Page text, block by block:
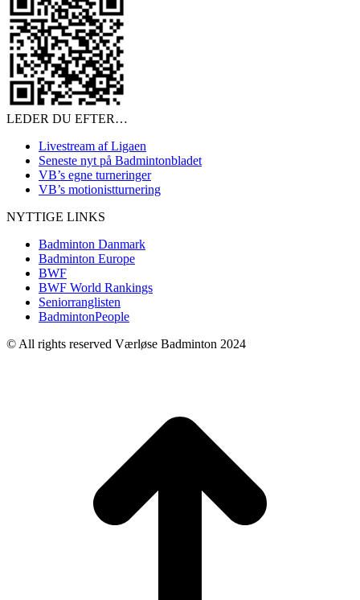
LEDER DU EFTER…
Livestream af Ligaen
Seneste nyt på Badmintonbladet
VB’s egne turneringer
VB’s motionistturnering
NYTTIGE LINKS
Badminton Danmark
Badminton Europe
BWF
BWF World Rankings
Seniorranglisten
BadmintonPeople
© All rights reserved Værløse Badminton 2024